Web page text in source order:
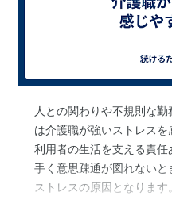
人との関わりや不規則な
は介護職が強いストレスを
利用者の生活を支える責
手く意思疎通が図れない
ストレスの原因となりま